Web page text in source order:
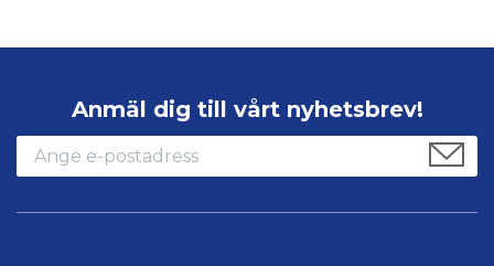
Anmäl dig till vårt nyhetsbrev!